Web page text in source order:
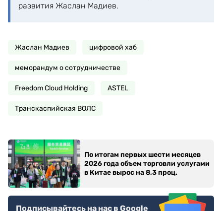
развития Жаслан Мадиев.
Жаслан Мадиев цифровой хаб
меморандум о сотрудничестве
Freedom Cloud Holding ASTEL
Транскаспийская ВОЛС
По итогам первых шести месяцев
2026 года объем торговли услугами
в Китае вырос на 8,3 проц.
Подписывайтесь на нас в Google